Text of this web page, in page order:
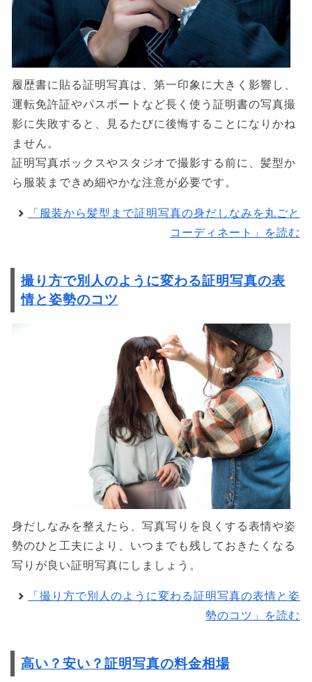
履歴書に貼る証明写真は、第一印象に大きく影響し、
運転免許証やパスポートなど長く使う証明書の写真撮
影に失敗すると、見るたびに後悔することになりかね
ません。
証明写真ボックスやスタジオで撮影する前に、髪型か
ら服装まできめ細やかな注意が必要です。
「服装から髪型まで証明写真の身だしなみを丸ごと
コーディネート」を読む
撮り方で別人のように変わる証明写真の表
情と姿勢のコツ
身だしなみを整えたら、写真写りを良くする表情や姿
勢のひと工夫により、いつまでも残しておきたくなる
写りが良い証明写真にしましょう。
「撮り方で別人のように変わる証明写真の表情と姿
勢のコツ」を読む
高い？安い？証明写真の料金相場